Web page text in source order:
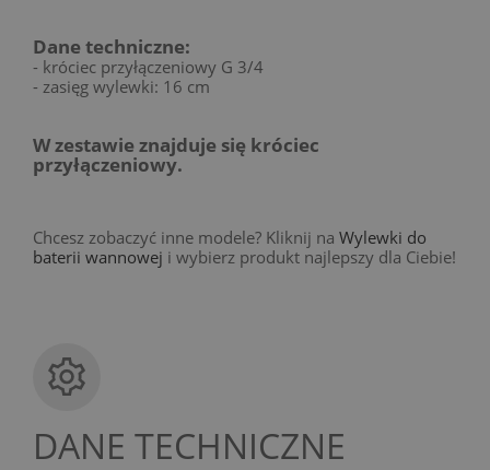
Dane techniczne:
- króciec przyłączeniowy G 3/4
- zasięg wylewki: 16 cm
W zestawie znajduje się króciec
przyłączeniowy.
Chcesz zobaczyć inne modele? Kliknij na Wylewki do
baterii wannowej i wybierz produkt najlepszy dla Ciebie!
DANE TECHNICZNE